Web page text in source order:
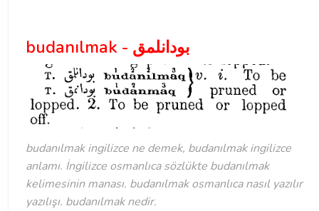
budanılmak - بودانلمق
budanılmak ingilizce ne demek, budanılmak ingilizce
anlamı. İngilizce osmanlıca sözlükte budanılmak
kelimesinin manası. budanılmak osmanlıca nasıl yazılır
yazılışı. budanılmak nedir.